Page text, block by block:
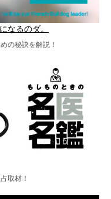
なるのダ。
の秘訣を解説！
取材！